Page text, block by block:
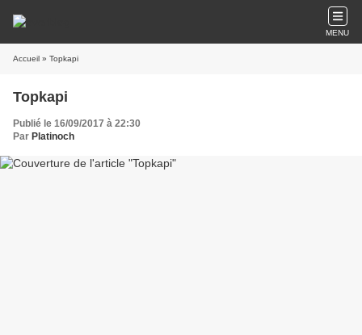
MENU
Accueil » Topkapi
Topkapi
Publié le 16/09/2017 à 22:30
Par Platinoch